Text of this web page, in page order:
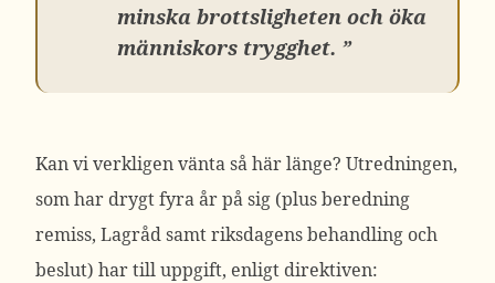
minska brottsligheten och öka
människors trygghet. ”
Kan vi verkligen vänta så här länge? Utredningen,
som har drygt fyra år på sig (plus beredning
remiss, Lagråd samt riksdagens behandling och
beslut) har till uppgift, enligt direktiven: